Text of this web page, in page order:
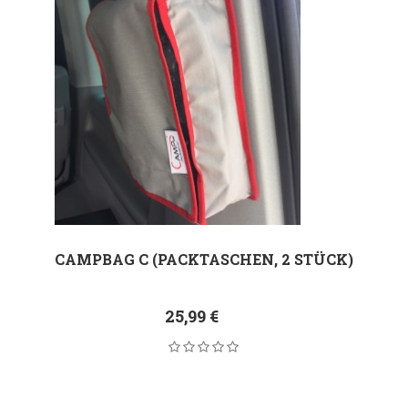
CAMPBAG C (PACKTASCHEN, 2 STÜCK)
25,99 €